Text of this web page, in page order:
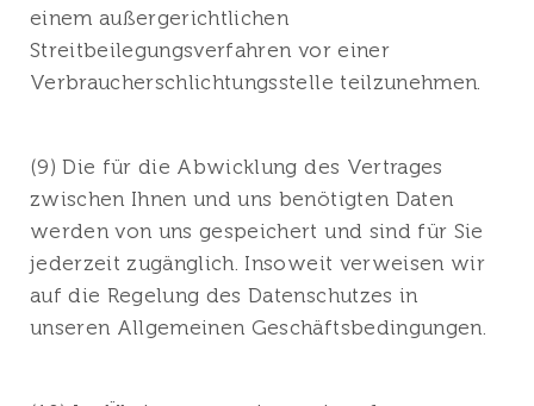
einem außergerichtlichen
Streitbeilegungsverfahren vor einer
Verbraucherschlichtungsstelle teilzunehmen.
(9) Die für die Abwicklung des Vertrages
zwischen Ihnen und uns benötigten Daten
werden von uns gespeichert und sind für Sie
jederzeit zugänglich. Insoweit verweisen wir
auf die Regelung des Datenschutzes in
unseren Allgemeinen Geschäftsbedingungen.